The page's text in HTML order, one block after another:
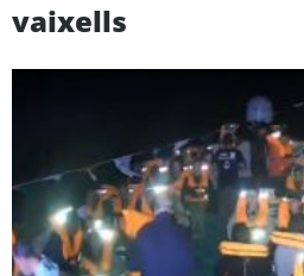
vaixells